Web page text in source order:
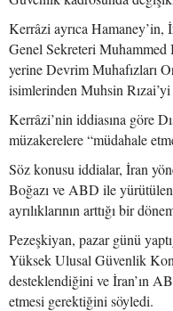
Kerrâzi ayrıca
Genel Sekreteri Muhammed
yerine Devrim Muhafızları
isimlerinden Muhsin
Kerrâzi’nin iddiasına göre
müzakerelere “müdahale
Söz konusu iddialar, İran
Boğazı ve ABD ile
ayrılıklarının arttığı bir
Pezeşkiyan, pazar günü
Yüksek Ulusal Güvenlik
desteklendiğini ve İran’ın
etmesi gerektiğini söyledi.